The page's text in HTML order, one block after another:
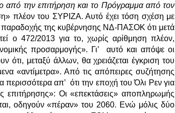
από την επιτήρηση και το Πρόγραμμα από τον
πλέον του ΣΥΡΙΖΑ. Αυτό έχει τόση σχέση με
παραδοχής της κυβέρνησης ΝΔ-ΠΑΣΟΚ ότι μετά
ο 472/2013 για το, χωρίς αρίθμηση πλέον,
προσαρμογής». Γι’ αυτό και απόψε οι
μεταξύ άλλων, θα χρειάζεται έγκριση του
«αντίμετρα». Από τις απόπειρες συζήτησης
περισσότερα απ’ ότι την εποχή του Όλι Ρεν για
επιτήρησης»: Οι «επεκτάσεις» αποπληρωμής
οδηγούν «πέραν» του 2060. Ενώ μόλις δύο